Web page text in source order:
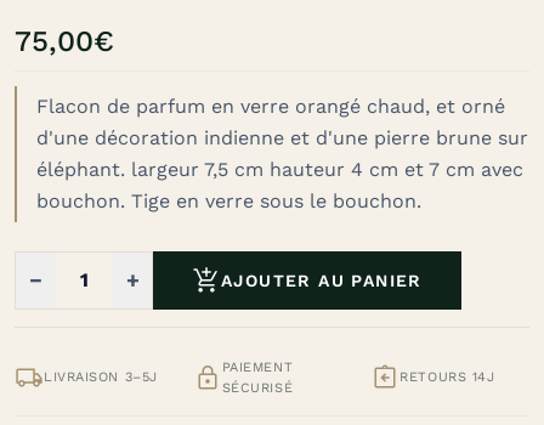
75,00€
Flacon de parfum en verre orangé chaud, et orné
d'une décoration indienne et d'une pierre brune sur
éléphant. largeur 7,5 cm hauteur 4 cm et 7 cm avec
bouchon. Tige en verre sous le bouchon.
− + AJOUTER AU PANIER
LIVRAISON 3–5J  PAIEMENT
SÉCURISÉ
 RETOURS 14J